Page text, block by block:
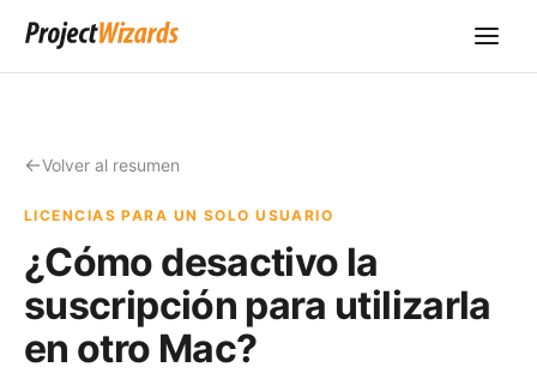
Volver al resumen
LICENCIAS PARA UN SOLO USUARIO
¿Cómo desactivo la
suscripción para utilizarla
en otro Mac?